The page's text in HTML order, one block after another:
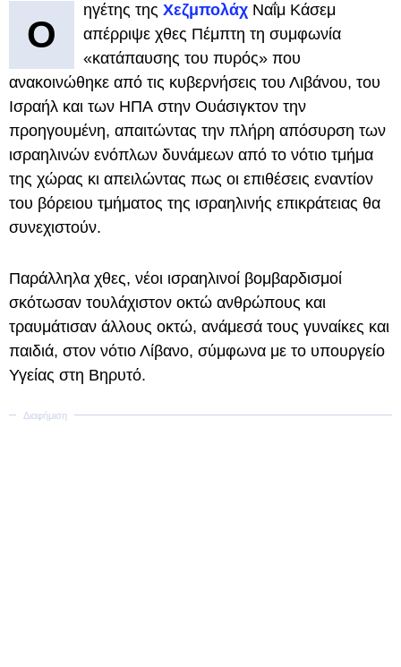
Ο
ηγέτης της Χεζμπολάχ Ναΐμ Κάσεμ
απέρριψε χθες Πέμπτη τη συμφωνία
«κατάπαυσης του πυρός» που
ανακοινώθηκε από τις κυβερνήσεις του Λιβάνου, του
Ισραήλ και των ΗΠΑ στην Ουάσιγκτον την
προηγουμένη, απαιτώντας την πλήρη απόσυρση των
ισραηλινών ενόπλων δυνάμεων από το νότιο τμήμα
της χώρας κι απειλώντας πως οι επιθέσεις εναντίον
του βόρειου τμήματος της ισραηλινής επικράτειας θα
συνεχιστούν.
Παράλληλα χθες, νέοι ισραηλινοί βομβαρδισμοί
σκότωσαν τουλάχιστον οκτώ ανθρώπους και
τραυμάτισαν άλλους οκτώ, ανάμεσά τους γυναίκες και
παιδιά, στον νότιο Λίβανο, σύμφωνα με το υπουργείο
Υγείας στη Βηρυτό.